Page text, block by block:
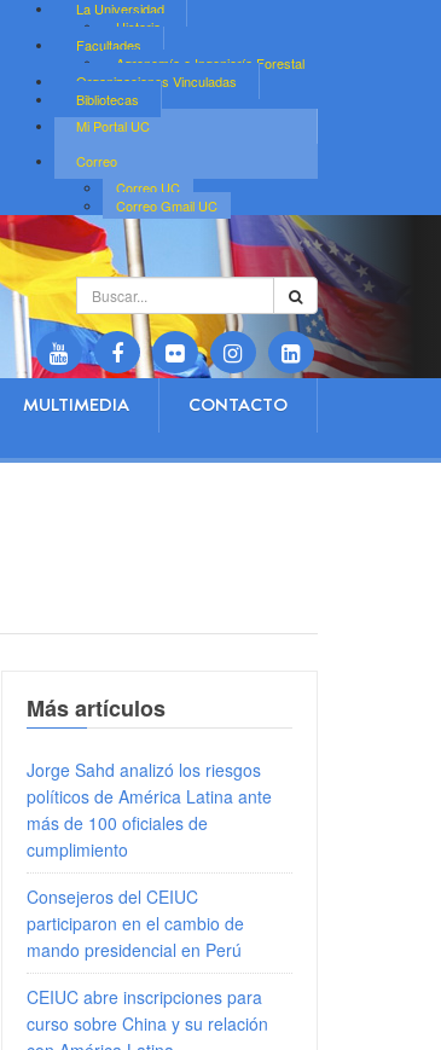
La Universidad
Historia
Facultades
Agronomía e Ingeniería Forestal
Organizaciones Vinculadas
Bibliotecas
Mi Portal UC
Correo
Correo UC
Correo Gmail UC
Buscar...
MULTIMEDIA CONTACTO
Más artículos
Jorge Sahd analizó los riesgos
políticos de América Latina ante
más de 100 oficiales de
cumplimiento
Consejeros del CEIUC
participaron en el cambio de
mando presidencial en Perú
CEIUC abre inscripciones para
curso sobre China y su relación